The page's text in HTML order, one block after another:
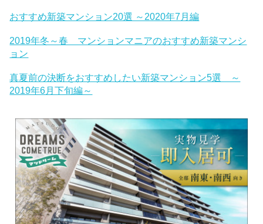
おすすめ新築マンション20選 ～2020年7月編
2019年冬～春 マンションマニアのおすすめ新築マンシ
ョン
真夏前の決断をおすすめしたい新築マンション5選 ～
2019年6月下旬編～